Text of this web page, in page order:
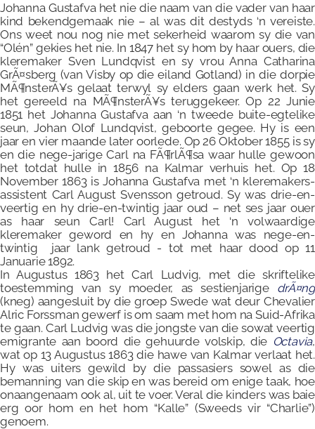
Johanna Gustafva het nie die naam van die vader van haar
kind bekendgemaak nie – al was dit destyds ‘n vereiste.
Ons weet nou nog nie met sekerheid waarom sy die van
“Olén” gekies het nie. In 1847 het sy hom by haar ouers, die
kleremaker Sven Lundqvist en sy vrou Anna Catharina
GrÃ¤sberg (van Visby op die eiland Gotland) in die dorpie
MÃ¶nsterÃ¥s gelaat terwyl sy elders gaan werk het. Sy
het gereeld na MÃ¶nsterÃ¥s teruggekeer. Op 22 Junie
1851 het Johanna Gustafva aan ‘n tweede buite-egtelike
seun, Johan Olof Lundqvist, geboorte gegee. Hy is een
jaar en vier maande later oorlede. Op 26 Oktober 1855 is sy
en die nege-jarige Carl na FÃ¶rlÃ¶sa waar hulle gewoon
het totdat hulle in 1856 na Kalmar verhuis het. Op 18
November 1863 is Johanna Gustafva met ‘n kleremakers-
assistent Carl August Svensson getroud. Sy was drie-en-
veertig en hy drie-en-twintig jaar oud – net ses jaar ouer
as haar seun Carl! Carl August het ‘n volwaardige
kleremaker geword en hy en Johanna was nege-en-
twintig jaar lank getroud - tot met haar dood op 11
Januarie 1892.
In Augustus 1863 het Carl Ludvig, met die skriftelike
toestemming van sy moeder, as sestienjarige drÃ¤ng
(kneg) aangesluit by die groep Swede wat deur Chevalier
Alric Forssman gewerf is om saam met hom na Suid-Afrika
te gaan. Carl Ludvig was die jongste van die sowat veertig
emigrante aan boord die gehuurde volskip, die Octavia,
wat op 13 Augustus 1863 die hawe van Kalmar verlaat het.
Hy was uiters gewild by die passasiers sowel as die
bemanning van die skip en was bereid om enige taak, hoe
onaangenaam ook al, uit te voer. Veral die kinders was baie
erg oor hom en het hom “Kalle” (Sweeds vir “Charlie”)
genoem.